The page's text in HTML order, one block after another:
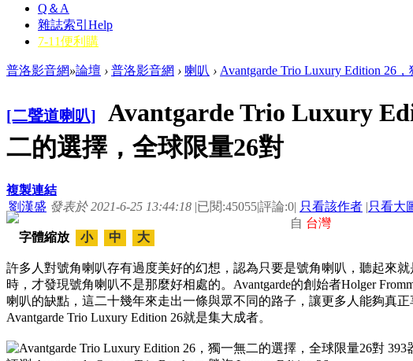
Q＆A
雜誌索引 Help
7-11便利購
普洛影音網»論壇 › 普洛影音網 › 喇叭 › Avantgarde Trio Luxury Edition 26
[二聲道喇叭]
Avantgarde Trio Luxury
二的選擇，全球限量26對
複製連結
劉漢盛 發表於 2021-6-25 13:44:18 |已閱:45055|評論:0| 只看該作者 |只看大
自 台灣
字體縮放
小 中 大
許多人對號角喇叭存有過度美好的幻想，認為只要是號角喇叭，聽起來
時，才發現號角喇叭不是那麼好相處的。Avantgarde的創始者Holger
喇叭的缺點，這二十幾年來走出一條與眾不同的路子，讓更多人能夠真
Avantgarde Trio Luxury Edition 26就是集大成者。